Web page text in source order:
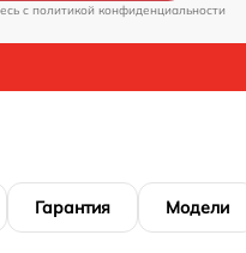
c политикой конфиденциальности
Гарантия Модели